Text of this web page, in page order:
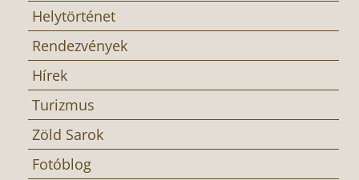
Helytörténet
Rendezvények
Hírek
Turizmus
Zöld Sarok
Fotóblog